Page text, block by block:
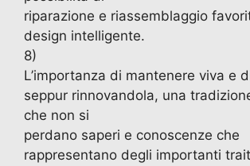
riparazione e riassemblaggio
design intelligente.
8)
L’importanza di mantenere viva e
seppur rinnovandola, una
che non si
perdano saperi e conoscenze che
rappresentano degli importanti trait